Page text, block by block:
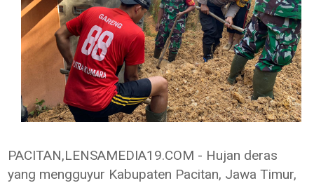
PACITAN,LENSAMEDIA19.COM - Hujan deras
yang mengguyur Kabupaten Pacitan, Jawa Timur,